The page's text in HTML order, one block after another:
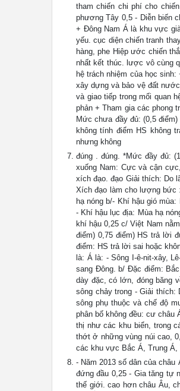
tham chiến chi phí cho
phương Tây 0,5 - Diễn biến
+ Đông Nam Á là khu vực
yếu. cục diện chiến tranh
hàng, phe Hiệp ước chiến
nhất kết thúc. lược vô cùng
hệ trách nhiệm của học
xây dựng và bảo vệ đất
và giao tiếp trong mối quan
phản + Tham gia các phong
Mức chưa đầy đủ: (0,5
không tính điểm HS không
nhưng không
đúng . đúng. *Mức đầy đủ:
xuống Nam: Cực và cận
xích đạo. đạo Giải thích: Do
Xích đạo làm cho lượng bức
hạ nóng b/- Khí hậu gió
- Khí hậu lục địa: Mùa hạ
khí hậu 0,25 c/ Việt Nam
điểm) 0,75 điểm) HS trả lời
điểm: HS trả lời sai hoặc
là: Á là: - Sông I-ê-nit-xây,
sang Đông. b/ Đặc điểm:
dày đặc, có lớn, đóng băng
sông chảy trong - Giải thích:
sông phụ thuộc và chế độ
phân bố không đều: cư châu
thị như các khu biển, trong
thớt ở những vùng núi cao,
các khu vực Bắc Á, Trung
- Năm 2013 số dân của
đứng đầu 0,25 - Gia tăng tự
thế giới. cao hơn châu Âu,